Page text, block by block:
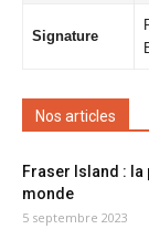
Signature
Nos articles
Fraser Island :
monde
5 septembre 2023